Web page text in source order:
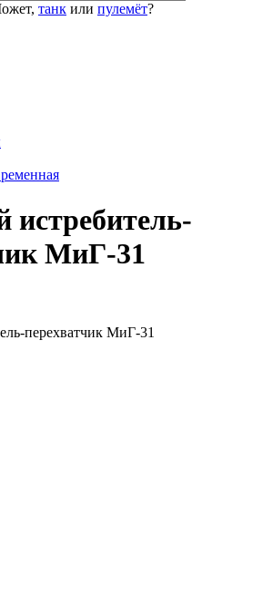
танк или пулемёт?
истребитель-
МиГ-31
перехватчик МиГ-31